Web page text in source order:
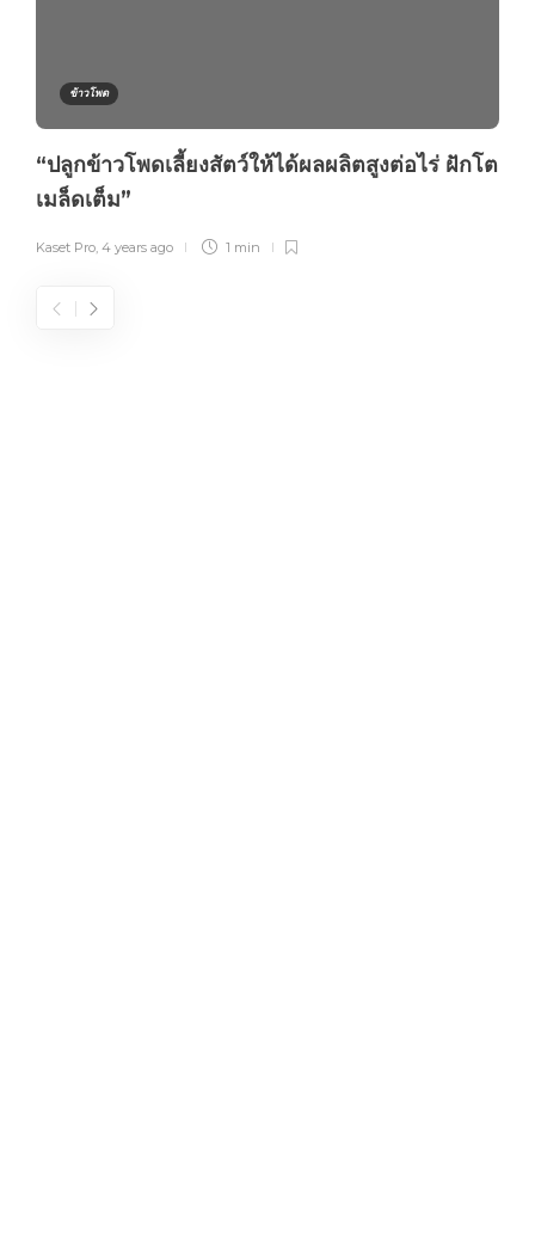
ข้าวโพด
“ปลูกข้าวโพดเลี้ยงสัตว์ให้ได้ผลผลิตสูงต่อไร่ ฝักโต
เมล็ดเต็ม”
Kaset Pro, 4 years ago 1 min